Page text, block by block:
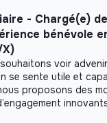
connexe.
brut mensuel,
(ou abonnement
a transparency
- Chargé(e)
bénévole
voir
se sente utile et
proposons des